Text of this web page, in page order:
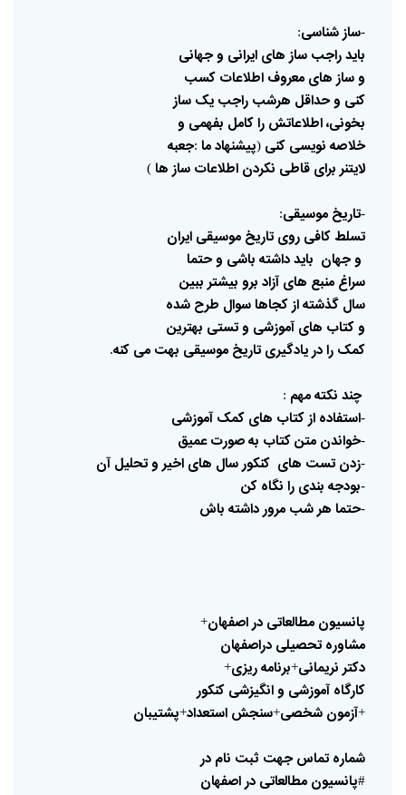
سازشناسی:
بایدراجب ساز های ایرانی وجهانی
وساز های معروف اطلاعات کسب
کنی وحداقل هرشب راجب یک ساز
بخونی،اطلاعاتش راکامل بفهمی و
خلاصه نویسی کنی (پیشنهادما :جعبه
لایتنر برای قاطی نکردن اطلاعات ساز ها )
تاریخ موسیقی:
تسلطکافی روی تاریخ موسیقی ایران
وجهان بایدداشته باشی وحتما
سراغ منبع های آزاد برو بیشتر ببین
سال گذشتهازکجاهاسوال طرح شده
وکتاب های آموزشی وتستی بهترین
کمک رادریادگیری تاریخ موسیقی بهت می کنه.
چند نکتهمهم :
استفاده ازکتاب های کمک آموزشی
-خواندن متنکتاب بهصورت عمیق
-زدن تست های کنکورسال های اخیر وتحلیل آن
-بودجه بندی را نگاه کن
-حتما هرشب مرورداشته باش
پانسیون مطالعاتی دراصفهان+
مشاوره تحصیلی دراصفهان
دکتر نریمانی+برنامهریزی+
کارگاه آموزشی وانگیزشی کنکور
+آزمون شخصی+سنجش استعداد+پشتیبان
شماره تماس جهت ثبت نام در
#پانسیون مطالعاتی دراصفهان